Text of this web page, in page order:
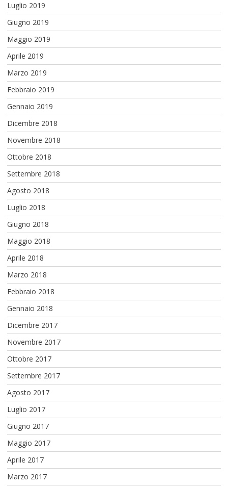
Luglio 2019
Giugno 2019
Maggio 2019
Aprile 2019
Marzo 2019
Febbraio 2019
Gennaio 2019
Dicembre 2018
Novembre 2018
Ottobre 2018
Settembre 2018
Agosto 2018
Luglio 2018
Giugno 2018
Maggio 2018
Aprile 2018
Marzo 2018
Febbraio 2018
Gennaio 2018
Dicembre 2017
Novembre 2017
Ottobre 2017
Settembre 2017
Agosto 2017
Luglio 2017
Giugno 2017
Maggio 2017
Aprile 2017
Marzo 2017